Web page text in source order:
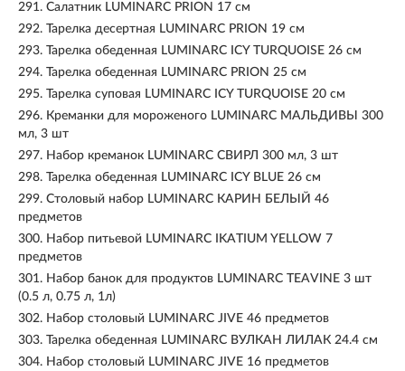
291. Салатник LUMINARC PRION 17 см
292. Тарелка десертная LUMINARC PRION 19 см
293. Тарелка обеденная LUMINARC ICY TURQUOISE 26 см
294. Тарелка обеденная LUMINARC PRION 25 см
295. Тарелка суповая LUMINARC ICY TURQUOISE 20 см
296. Креманки для мороженого LUMINARC МАЛЬДИВЫ 300
мл, 3 шт
297. Набор креманок LUMINARC СВИРЛ 300 мл, 3 шт
298. Тарелка обеденная LUMINARC ICY BLUE 26 см
299. Столовый набор LUMINARC КАРИН БЕЛЫЙ 46
предметов
300. Набор питьевой LUMINARC IKATIUM YELLOW 7
предметов
301. Набор банок для продуктов LUMINARC TEAVINE 3 шт
(0.5 л, 0.75 л, 1л)
302. Набор столовый LUMINARC JIVE 46 предметов
303. Тарелка обеденная LUMINARC ВУЛКАН ЛИЛАК 24.4 см
304. Набор столовый LUMINARC JIVE 16 предметов